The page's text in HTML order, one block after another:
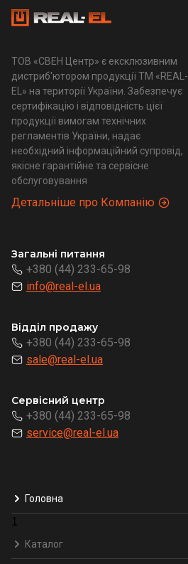
ТОВ «СВЕН Центр» є ексклюзивним
дистриб'ютором продукції ТМ «REAL-
EL» на території України. Забезпечує
сертифікацію і відповідність цієї
продукції вимогам технічних
регламентів України, надає
необхідний інформаційний супровід,
якісне гарантійне та сервісне
обслуговування
Детальніше про Компанію
Загальні питання
+380 (44) 233-65-98
info@real-el.ua
Відділ продажу
+380 (44) 233-65-98
sale@real-el.ua
Сервісний центр
+380 (44) 233-65-98
service@real-el.ua
Головна
1
Каталог